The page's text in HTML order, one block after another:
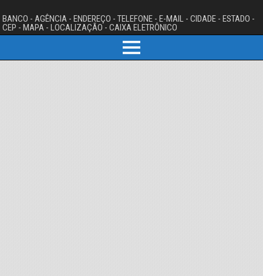
BANCO - AGÊNCIA - ENDEREÇO - TELEFONE - E-MAIL - CIDADE - ESTADO -
CEP - MAPA - LOCALIZAÇÃO - CAIXA ELETRÔNICO